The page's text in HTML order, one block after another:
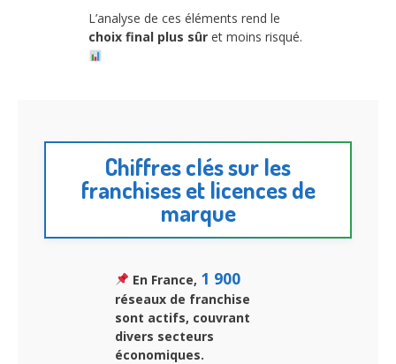
L’analyse de ces éléments rend le
choix final plus sûr et moins risqué.
Chiffres clés sur les
franchises et licences de
marque
En France, 1 900
réseaux de franchise
sont actifs, couvrant
divers secteurs
économiques.